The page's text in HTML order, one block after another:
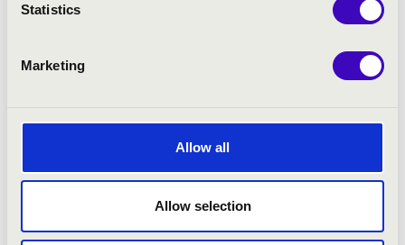
Statistics
Marketing
Allow all
Allow selection
Miskolc - Művészetek Háza
ÖSSZHANGZAT
Filharmónia bérlet - Miskolc